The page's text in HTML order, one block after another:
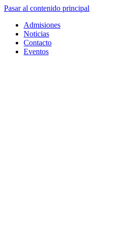
Pasar al contenido principal
Admisiones
Noticias
Contacto
Eventos